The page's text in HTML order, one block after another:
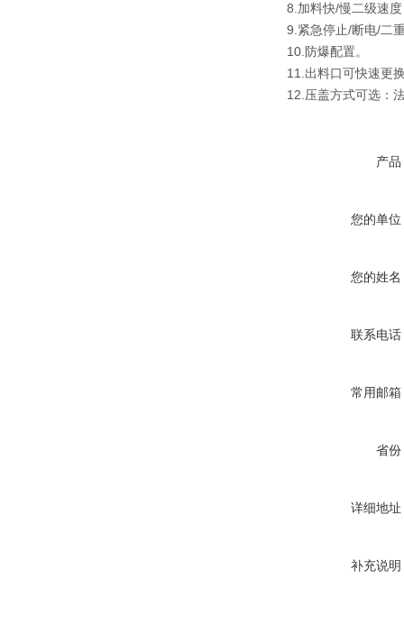
8.加料快/慢二级速
9.紧急停止/断电/二
10.防爆配置。
11.出料口可快速更
12.压盖方式可选：
产品
您的单位
您的姓名
联系电话
常用邮箱
省份
详细地址
补充说明